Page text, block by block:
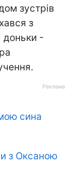
зустрів
з
доньки -
сина
з Оксаною